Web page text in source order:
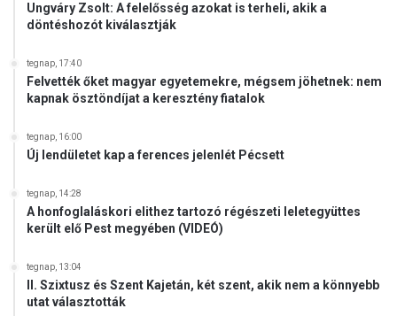
Ungváry Zsolt: A felelősség azokat is terheli, akik a
döntéshozót kiválasztják
tegnap, 17:40
Felvették őket magyar egyetemekre, mégsem jöhetnek: nem
kapnak ösztöndíjat a keresztény fiatalok
tegnap, 16:00
Új lendületet kap a ferences jelenlét Pécsett
tegnap, 14:28
A honfoglaláskori elithez tartozó régészeti leletegyüttes
került elő Pest megyében (VIDEÓ)
tegnap, 13:04
II. Szixtusz és Szent Kajetán, két szent, akik nem a könnyebb
utat választották